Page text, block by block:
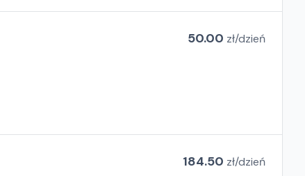
50.00 zł/dzień
184.50 zł/dzień